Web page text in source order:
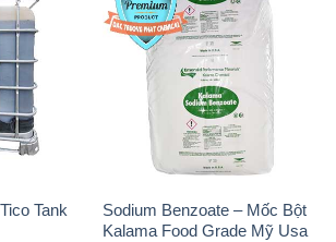
Tank
Sodium Benzoate – Mốc Bột
Kalama Food Grade Mỹ Usa